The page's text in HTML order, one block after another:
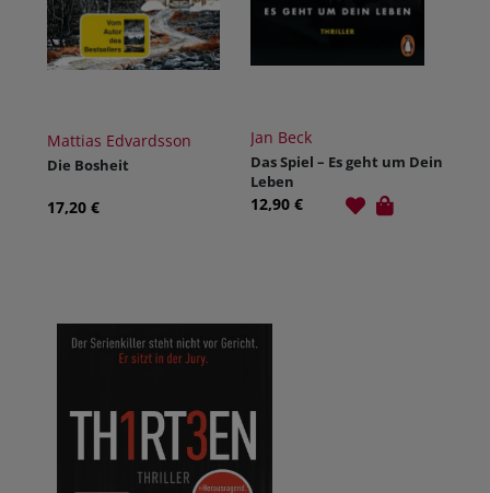
Mattias Edvardsson
Die Bosheit
17,20 €
Jan Beck
Das Spiel – Es geht um Dein
Leben
12,90 €